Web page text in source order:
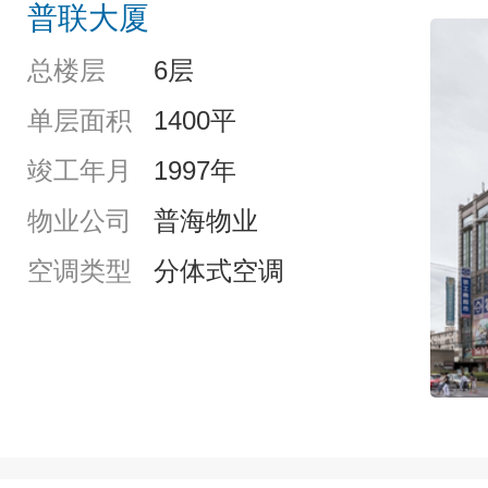
普联大厦
总楼层
6层
单层面积
1400平
竣工年月
1997年
物业公司
普海物业
空调类型
分体式空调